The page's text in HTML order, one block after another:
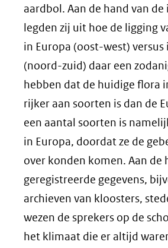
aardbol. Aan de hand van
legden zij uit hoe de ligging
in Europa (oost-west) versus
(noord-zuid) daar een
hebben dat de huidige flora
rijker aan soorten is dan de
een aantal soorten is
in Europa, doordat ze de
over konden komen. Aan de
geregistreerde gegevens,
archieven van kloosters,
wezen de sprekers op de
het klimaat die er altijd